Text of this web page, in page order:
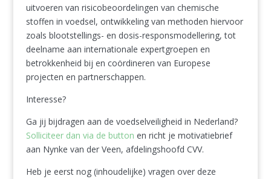
uitvoeren van risicobeoordelingen van chemische
stoffen in voedsel, ontwikkeling van methoden hiervoor
zoals blootstellings- en dosis-responsmodellering, tot
deelname aan internationale expertgroepen en
betrokkenheid bij en coördineren van Europese
projecten en partnerschappen.
Interesse?
Ga jij bijdragen aan de voedselveiligheid in Nederland?
Solliciteer dan via de button en richt je motivatiebrief
aan Nynke van der Veen, afdelingshoofd CVV.
Heb je eerst nog (inhoudelijke) vragen over deze